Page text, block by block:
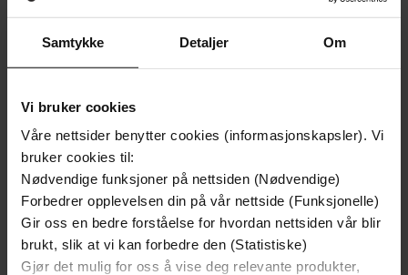
Samtykke Detaljer Om
Vi bruker cookies
Våre nettsider benytter cookies (informasjonskapsler). Vi
bruker cookies til:
Nødvendige funksjoner på nettsiden (Nødvendige)
Forbedrer opplevelsen din på vår nettside (Funksjonelle)
Gir oss en bedre forståelse for hvordan nettsiden vår blir
brukt, slik at vi kan forbedre den (Statistiske)
Gjør det mulig for oss å vise deg relevante produkter,
Premium Premium